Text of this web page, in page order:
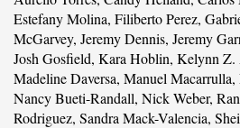
Estefany Molina, Filiberto Perez,
McGarvey, Jeremy Dennis, Jeremy
Josh Gosfield, Kara Hoblin, Kelynn
Madeline Daversa, Manuel
Nancy Bueti-Randall, Nick Weber,
Rodriguez, Sandra Mack-Valencia,